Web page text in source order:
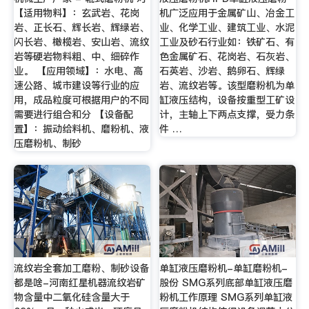
【适用物料】：玄武岩、花岗
岩、正长石、辉长岩、辉绿岩、
闪长岩、橄榄岩、安山岩、流纹
岩等硬岩物料粗、中、细碎作
业。 【应用领域】：水电、高
速公路、城市建设等行业的应
用，成品粒度可根据用户的不同
需要进行组合和分 【设备配
置】：振动给料机、磨粉机、液
压磨粉机、制砂
机广泛应用于金属矿山、冶金工
业、化学工业、建筑工业、水泥
工业及砂石行业如：铁矿石、有
色金属矿石、花岗岩、石灰岩、
石英岩、沙岩、鹅卵石、辉绿
岩、流纹岩等。该型磨粉机为单
缸液压结构，设备按重型工矿设
计，主轴上下两点支撑，受力条
件 …
流纹岩全套加工磨粉、制砂设备
都是啥-河南红星机器流纹岩矿
物含量中二氧化硅含量大于
单缸液压磨粉机-单缸磨粉机-
股份 SMG系列底部单缸液压磨
粉机工作原理 SMG系列单缸液